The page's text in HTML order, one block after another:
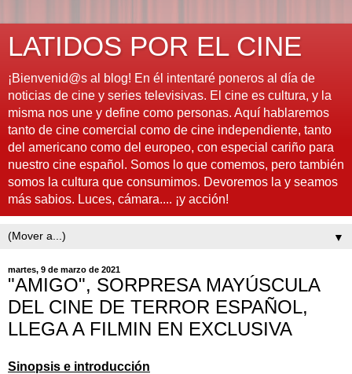
LATIDOS POR EL CINE
¡Bienvenid@s al blog! En él intentaré poneros al día de
noticias de cine y series televisivas. El cine es cultura, y la
misma nos une y define como personas. Aquí hablaremos
tanto de cine comercial como de cine independiente, tanto
del americano como del europeo, con especial cariño para
nuestro cine español. Somos lo que comemos, pero también
somos la cultura que consumimos. Devoremos la y seamos
más sabios. Luces, cámara.... ¡y acción!
▼
martes, 9 de marzo de 2021
"AMIGO", SORPRESA MAYÚSCULA
DEL CINE DE TERROR ESPAÑOL,
LLEGA A FILMIN EN EXCLUSIVA
Sinopsis e introducción